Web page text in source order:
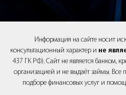
Информация на сайте носит
консультационный характер и не
437 ГК РФ). Сайт не является банком,
организацией и не выдаёт займы. Все
подборе финансовых услуг и